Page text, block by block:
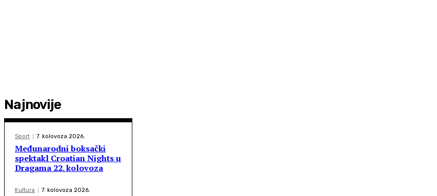
Najnovije
Sport 7. kolovoza 2026.
Međunarodni boksački
spektakl Croatian Nights u
Dragama 22. kolovoza
Kultura 7. kolovoza 2026.